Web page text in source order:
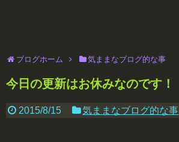
ブログホーム 気ままなブログ的な事
今日の更新はお休みなのです！
2015/8/15 気ままなブログ的な事